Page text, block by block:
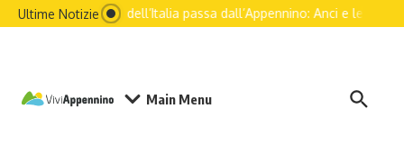
Ultime NotizieIl futuro dell’Italia passa dall’Appennino: Anci e le
Main Menu